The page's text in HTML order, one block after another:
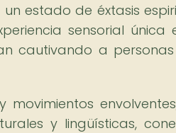
estado de éxtasis
sensorial única
cautivando a
movimientos
y lingüísticas,